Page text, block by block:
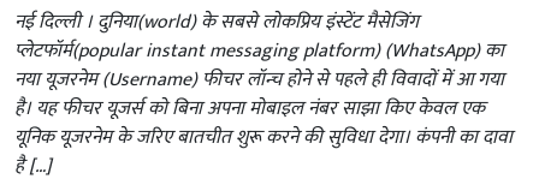
नई दिल्ली । दुनिया(world) के सबसे लोकप्रिय इंस्टेंट मैसेजिंग
प्लेटफॉर्म(popular instant messaging platform) (WhatsApp) का
नया यूजरनेम (Username) फीचर लॉन्च होने से पहले ही विवादों में आ गया
है। यह फीचर यूजर्स को बिना अपना मोबाइल नंबर साझा किए केवल एक
यूनिक यूजरनेम के जरिए बातचीत शुरू करने की सुविधा देगा। कंपनी का दावा
है […]